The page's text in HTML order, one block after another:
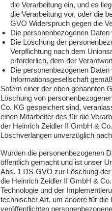
die Verarbeitung ein, und es
die Verarbeitung vor, oder die
GVO Widerspruch gegen die
Die personenbezogenen
Die Löschung der
Verpflichtung nach dem
erforderlich, dem der
Die personenbezogenen
Informationsgesellschaft
Sofern einer der oben genannten
Löschung von
Co. KG gespeichert sind,
einen Mitarbeiter des für die
der Heinrich Zeidler II GmbH &
Löschverlangen unverzüglich
Wurden die personenbezogenen
öffentlich gemacht und ist unser
Abs. 1 DS-GVO zur Löschung
die Heinrich Zeidler II GmbH &
Technologie und der
technischer Art, um andere für
veröffentlichten